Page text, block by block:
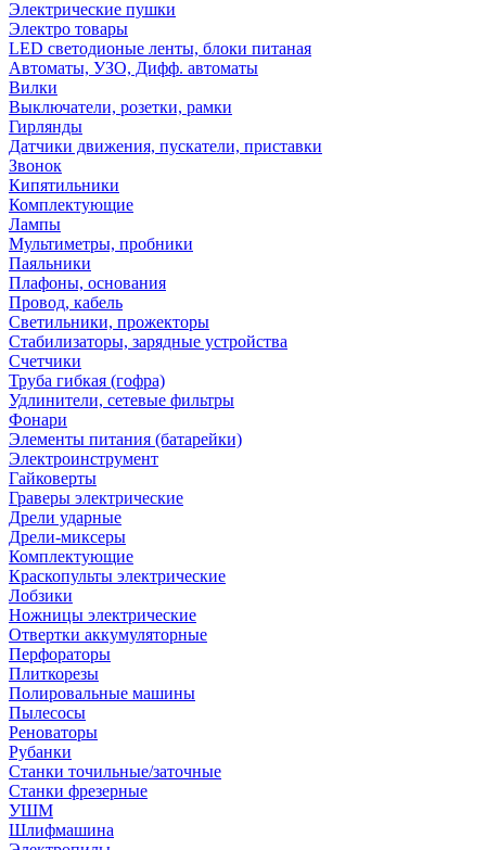
Электрические пушки
Электро товары
LED светодионые ленты, блоки питаная
Автоматы, УЗО, Дифф. автоматы
Вилки
Выключатели, розетки, рамки
Гирлянды
Датчики движения, пускатели, приставки
Звонок
Кипятильники
Комплектующие
Лампы
Мультиметры, пробники
Паяльники
Плафоны, основания
Провод, кабель
Светильники, прожекторы
Стабилизаторы, зарядные устройства
Счетчики
Труба гибкая (гофра)
Удлинители, сетевые фильтры
Фонари
Элементы питания (батарейки)
Электроинструмент
Гайковерты
Граверы электрические
Дрели ударные
Дрели-миксеры
Комплектующие
Краскопульты электрические
Лобзики
Ножницы электрические
Отвертки аккумуляторные
Перфораторы
Плиткорезы
Полировальные машины
Пылесосы
Реноваторы
Рубанки
Станки точильные/заточные
Станки фрезерные
УШМ
Шлифмашина